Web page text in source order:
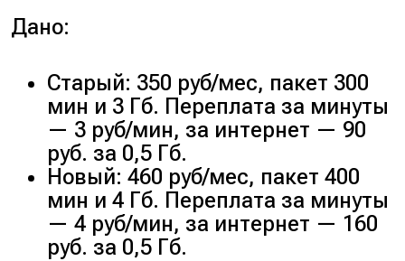
Дано:
Старый: 350 руб/мес, пакет 300
мин и 3 Гб. Переплата за минуты
— 3 руб/мин, за интернет — 90
руб. за 0,5 Гб.
Новый: 460 руб/мес, пакет 400
мин и 4 Гб. Переплата за минуты
— 4 руб/мин, за интернет — 160
руб. за 0,5 Гб.